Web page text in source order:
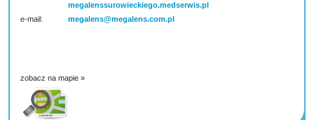
megalenssurowieckiego.medserwis.pl
e-mail:
megalens@megalens.com.pl
zobacz na mapie »